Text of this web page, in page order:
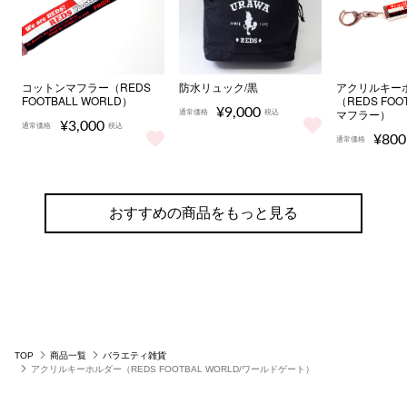
コットンマフラー（REDS
FOOTBALL WORLD）
通常価格 ¥3,000 税込
コットンマフラー（REDS FOOTBALL WORLD） をもっ
防水リュック/黒
通常価格 ¥9,000 税込
防水リュック/黒 をもっと見る
アクリルキー
（REDS
マフラー）
通常価格 ¥800
おすすめの商品をもっと見る
TOP 商品一覧
バラエティ雑貨
アクリルキーホルダー（REDS FOOTBAL WORLD/ワールドゲート）